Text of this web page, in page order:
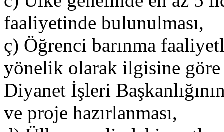
faaliyetinde bulunulması,
ç) Öğrenci barınma
yönelik olarak ilgisine
Diyanet İşleri
ve proje hazırlanması,